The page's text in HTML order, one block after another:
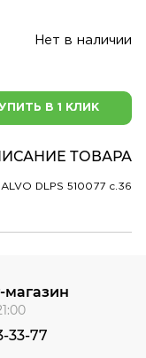
Нет в наличии
В 1 КЛИК
ТОВАРА
DLPS 510077 c.36
магазин
33-77